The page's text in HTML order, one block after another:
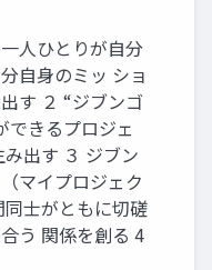
人ひとりが自分
自身のミッ ショ
す ２ “ジブンゴ
できるプロジェ
出す ３ ジブン
マイプロジェク
同士がともに切磋
う 関係を創る 4